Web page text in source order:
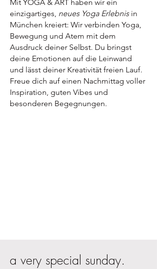
Mit YOGA & ART haben wir ein
einzigartiges, neues Yoga Erlebnisin
München kreiert: Wir verbinden Yoga,
Bewegung und Atem mit dem
Ausdruck deiner Selbst. Du bringst
deine Emotionen auf die Leinwand
und lässt deiner Kreativität freien Lauf.
Freue dich auf einen Nachmittag voller
Inspiration, guten Vibes und
besonderen Begegnungen.
a very special sunday.